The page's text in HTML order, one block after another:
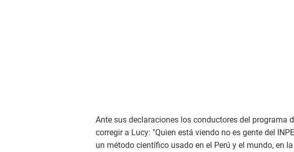
Ante sus declaraciones los conductores del programa
corregir a Lucy: "Quien está viendo no es gente del
un método científico usado en el Perú y el mundo, en